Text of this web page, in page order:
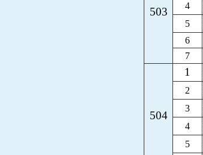
503 4
5
6
7
504
1
2
3
4
5